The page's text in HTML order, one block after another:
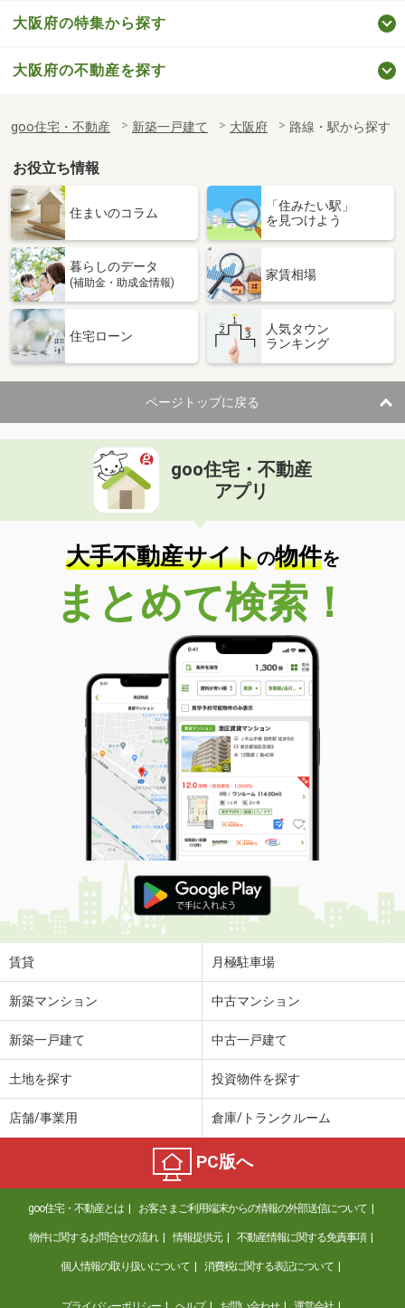
大阪府の特集から探す
大阪府の不動産を探す
goo住宅・不動産 新築一戸建て 大阪府 路線・駅から探す
お役立ち情報
住まいのコラム
「住みたい駅」
を見つけよう
暮らしのデータ
(補助金・助成金情報)
家賃相場
住宅ローン
人気タウン
ランキング
ページトップに戻る
goo住宅・不動産
アプリ
大手不動産サイトの物件を
まとめて検索！
賃貸 月極駐車場
新築マンション 中古マンション
新築一戸建て 中古一戸建て
土地を探す 投資物件を探す
店舗/事業用 倉庫/トランクルーム
PC版へ
goo住宅・不動産とは お客さまご利用端末からの情報の外部送信について
物件に関するお問合せの流れ 情報提供元 不動産情報に関する免責事項
個人情報の取り扱いについて 消費税に関する表記について